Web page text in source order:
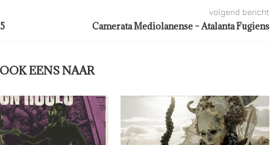
volgend bericht
Camerata Mediolanense – Atalanta Fugiens
EENS NAAR